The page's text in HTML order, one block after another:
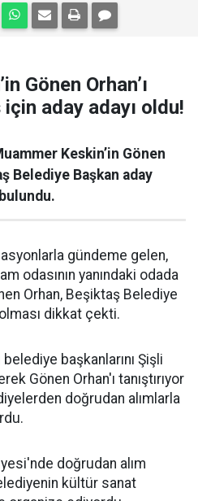
Gönen Orhan’ı
aday adayı oldu!
Keskin’in Gönen
Belediye Başkan aday
gündeme gelen,
odasının yanındaki odada
Orhan, Beşiktaş Belediye
olması dikkat çekti.
başkanlarını Şişli
Gönen Orhan'ı tanıştırıyor
doğrudan alımlarla
doğrudan alım
kültür sanat